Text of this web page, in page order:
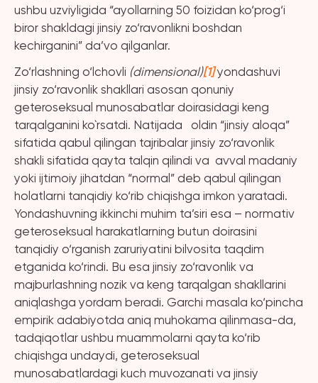
ushbu uzviyligida “ayollarning 50 foizidan ko‘prog‘i
biror shakldagi jinsiy zo‘ravonlikni boshdan
kechirganini” da’vo qilganlar.
Zo‘rlashning o‘lchovli (dimensional)[1]yondashuvi
jinsiy zo‘ravonlik shakllari asosan qonuniy
geteroseksual munosabatlar doirasidagi keng
tarqalganini ko`rsatdi. Natijada oldin “jinsiy aloqa”
sifatida qabul qilingan tajribalar jinsiy zo‘ravonlik
shakli sifatida qayta talqin qilindi va avval madaniy
yoki ijtimoiy jihatdan “normal” deb qabul qilingan
holatlarni tanqidiy ko‘rib chiqishga imkon yaratadi.
Yondashuvning ikkinchi muhim ta’siri esa – normativ
geteroseksual harakatlarning butun doirasini
tanqidiy o‘rganish zaruriyatini bilvosita taqdim
etganida ko‘rindi. Bu esa jinsiy zo‘ravonlik va
majburlashning nozik va keng tarqalgan shakllarini
aniqlashga yordam beradi. Garchi masala ko‘pincha
empirik adabiyotda aniq muhokama qilinmasa-da,
tadqiqotlar ushbu muammolarni qayta ko‘rib
chiqishga undaydi, geteroseksual
munosabatlardagi kuch muvozanati va jinsiy